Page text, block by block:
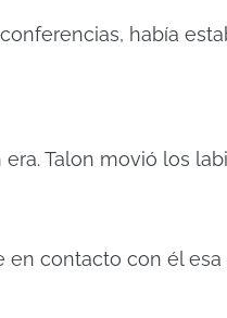
había
Talon movió los
contacto con él esa